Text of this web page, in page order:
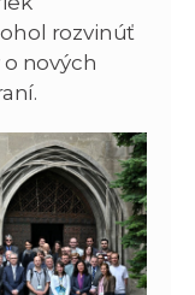
rozvinúť
nových